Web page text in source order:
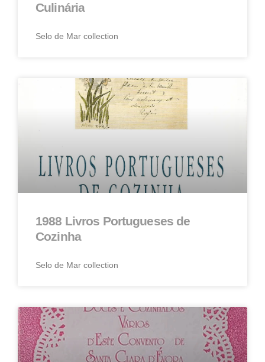
Culinária
Selo de Mar collection
1988 Livros Portugueses de
Cozinha
Selo de Mar collection